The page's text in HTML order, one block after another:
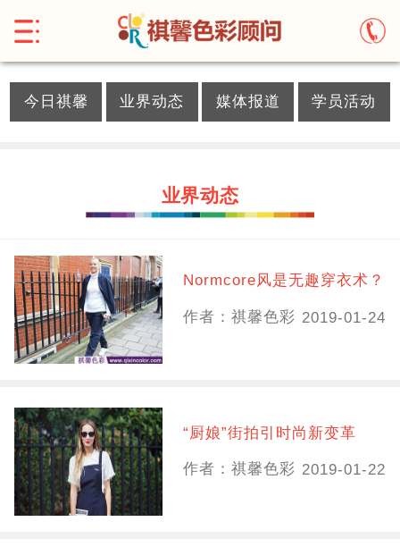
今日祺馨 业界动态 媒体报道 学员活动
业界动态
Normcore风是无趣穿衣术？
作者：祺馨色彩 2019-01-24
“厨娘”街拍引时尚新变革
作者：祺馨色彩 2019-01-22